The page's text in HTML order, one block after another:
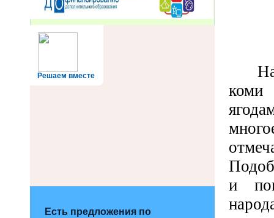
Решаем вместе
Есть предложения по
коми
и